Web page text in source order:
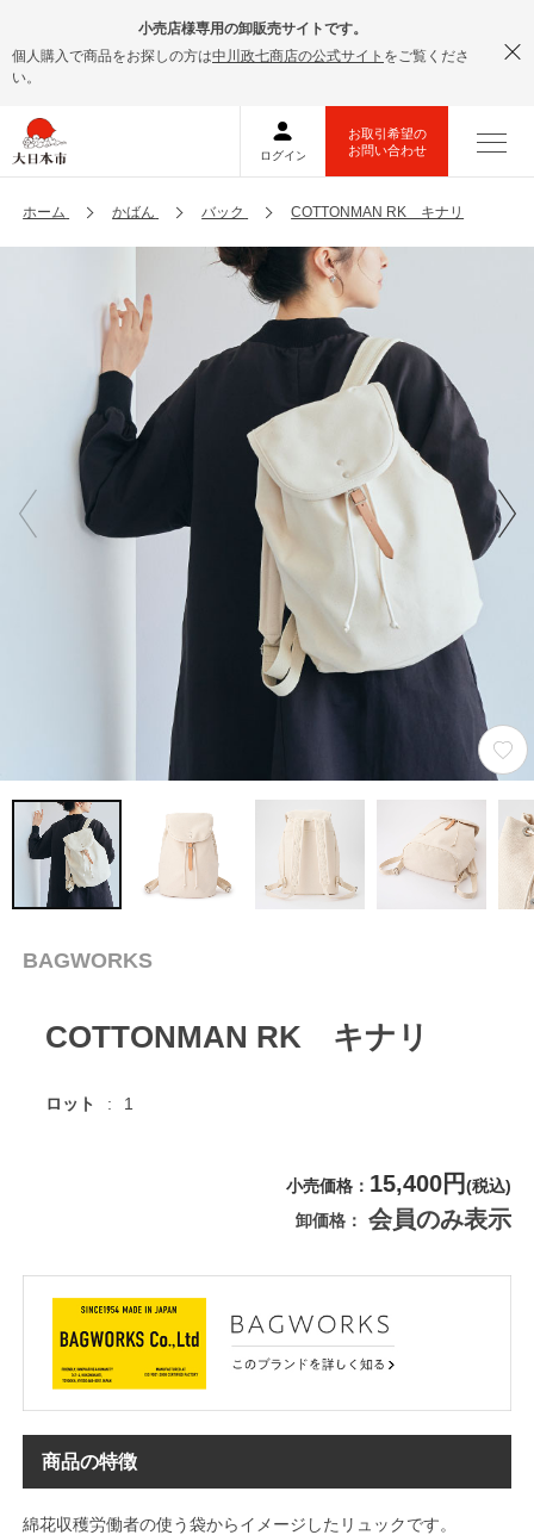
小売店様専用の卸販売サイトです。
個人購入で商品をお探しの方は中川政七商店の公式サイト をご覧くださ
い。
ホーム かばん バック COTTONMAN RK キナリ
BAGWORKS
COTTONMAN RK キナリ
ロット 1
小売価格 15,400円(税込)
卸価格
会員のみ表示
商品の特徴
綿花収穫労働者の使う袋からイメージしたリュックです。